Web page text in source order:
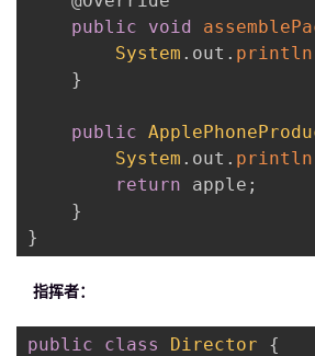
public
void
System . out . println
}
public
System . out . println
return apple ;
}
}
指挥者：
public class Director {